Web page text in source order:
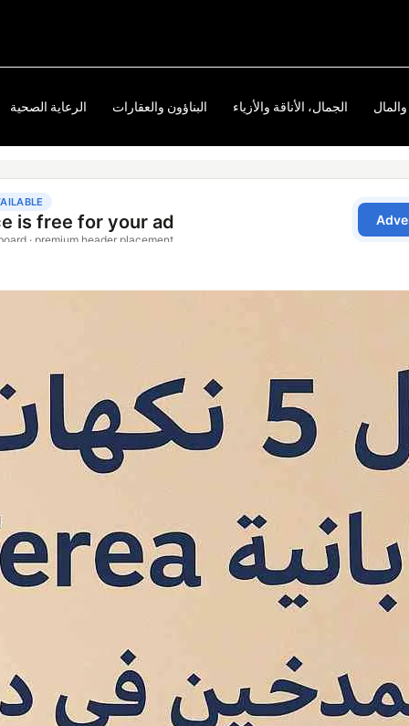
الجمال، الأناقة والأزياء البناؤون والعقارات الرعاية الصحية